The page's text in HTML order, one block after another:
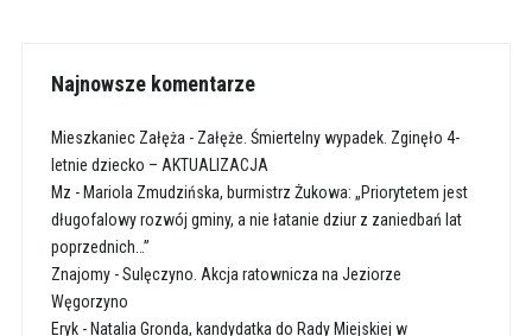
Najnowsze komentarze
Mieszkaniec Załęża - Załęże. Śmiertelny wypadek. Zginęło 4-
letnie dziecko – AKTUALIZACJA
Mz - Mariola Zmudzińska, burmistrz Żukowa: „Priorytetem jest
długofalowy rozwój gminy, a nie łatanie dziur z zaniedbań lat
poprzednich…”
Znajomy-Sulęczyno. Akcja ratownicza na Jeziorze
Węgorzyno
Eryk- Natalia Gronda, kandydatka do Rady Miejskiej w